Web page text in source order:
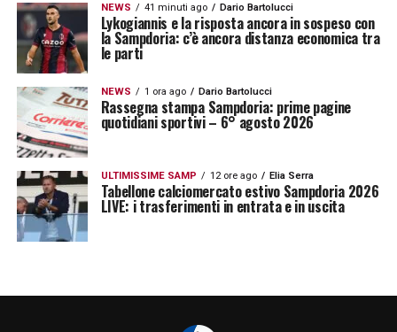
NEWS 41 minuti ago Dario Bartolucci
Lykogiannis e la risposta ancora in sospeso con
la Sampdoria: c’è ancora distanza economica tra
le parti
NEWS 1 ora ago Dario Bartolucci
Rassegna stampa Sampdoria: prime pagine
quotidiani sportivi – 6° agosto 2026
ULTIMISSIME SAMP 12 ore ago Elia Serra
Tabellone calciomercato estivo Sampdoria 2026
LIVE: i trasferimenti in entrata e in uscita